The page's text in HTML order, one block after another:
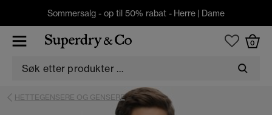
Sommersalg - op til 50% rabat - Herre | Dame
0
HETTEGENSERE OG GENSERE